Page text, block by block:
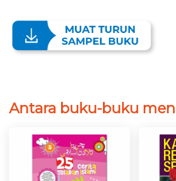
Antara buku-buku